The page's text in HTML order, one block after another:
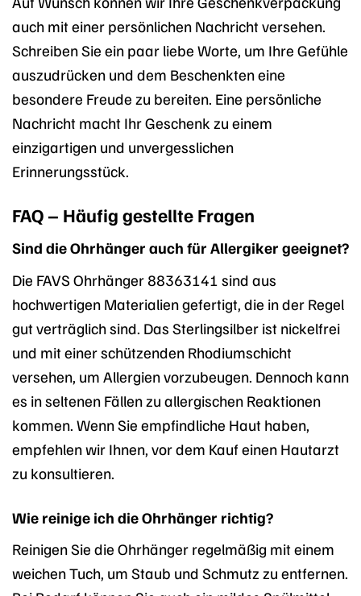
auch mit einer persönlichen Nachricht versehen.
Schreiben Sie ein paar liebe Worte, um Ihre Gefühle
auszudrücken und dem Beschenkten eine
besondere Freude zu bereiten. Eine persönliche
Nachricht macht Ihr Geschenk zu einem
einzigartigen und unvergesslichen
Erinnerungsstück.
FAQ – Häufig gestellte Fragen
Sind die Ohrhänger auch für Allergiker geeignet?
Die FAVS Ohrhänger 88363141 sind aus
hochwertigen Materialien gefertigt, die in der Regel
gut verträglich sind. Das Sterlingsilber ist nickelfrei
und mit einer schützenden Rhodiumschicht
versehen, um Allergien vorzubeugen. Dennoch kann
es in seltenen Fällen zu allergischen Reaktionen
kommen. Wenn Sie empfindliche Haut haben,
empfehlen wir Ihnen, vor dem Kauf einen Hautarzt
zu konsultieren.
Wie reinige ich die Ohrhänger richtig?
Reinigen Sie die Ohrhänger regelmäßig mit einem
weichen Tuch, um Staub und Schmutz zu entfernen.